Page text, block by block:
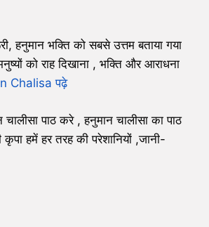
हनुमान भक्ति को सबसे उत्तम बताया गया
को राह दिखाना , भक्ति और आराधना
Chalisa पढ़े
पाठ करे , हनुमान चालीसा का पाठ
हमें हर तरह की परेशानियों ,जानी-